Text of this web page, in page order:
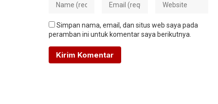
Simpan nama, email, dan situs web saya pada
peramban ini untuk komentar saya berikutnya.